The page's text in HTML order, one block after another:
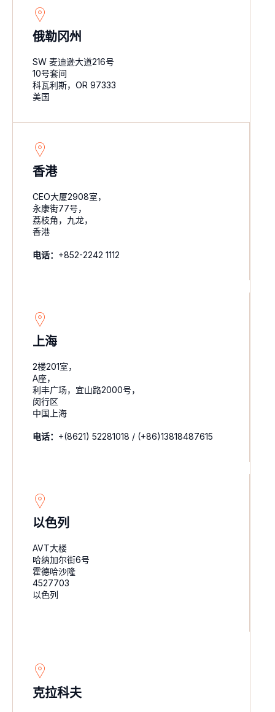
俄勒冈州
SW 麦迪逊大道216号
10号套间
科瓦利斯，OR 97333
美国
香港
CEO大厦2908室，
永康街77号，
荔枝角，九龙，
香港
电话： +852-2242 1112
上海
2楼201室，
A座，
利丰广场，宜山路2000号，
闵行区
中国上海
电话： +(8621) 52281018 / (+86)13818487615
以色列
AVT大楼
哈纳加尔街6号
霍德哈沙隆
4527703
以色列
克拉科夫